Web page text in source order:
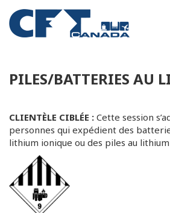
PILES/BATTERIES AU
CLIENTÈLE CIBLÉE : Cette session
personnes qui expédient des
lithium ionique ou des piles au